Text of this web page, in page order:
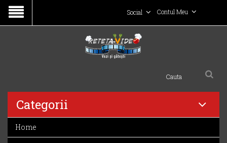
Contul Meu
Social
Categorii
Home